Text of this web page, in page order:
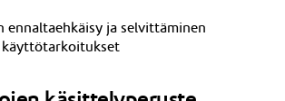
ennaltaehkäisy ja selvittäminen